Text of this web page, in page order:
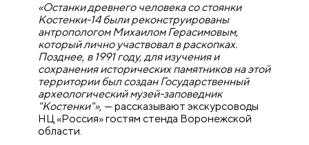
«Останки древнего человека со стоянки
Костенки-14 были реконструированы
антропологом Михаилом Герасимовым,
который лично участвовал в раскопках.
Позднее, в 1991 году, для изучения и
сохранения исторических памятников на этой
территории был создан Государственный
археологический музей-заповедник
"Костенки"», — рассказывают экскурсоводы
НЦ «Россия» гостям стенда Воронежской
области.